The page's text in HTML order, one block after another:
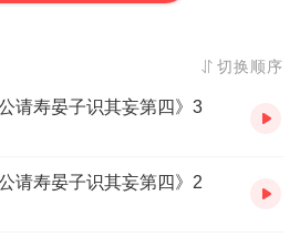
切换顺序
请寿晏子识其妄第四》3
请寿晏子识其妄第四》2